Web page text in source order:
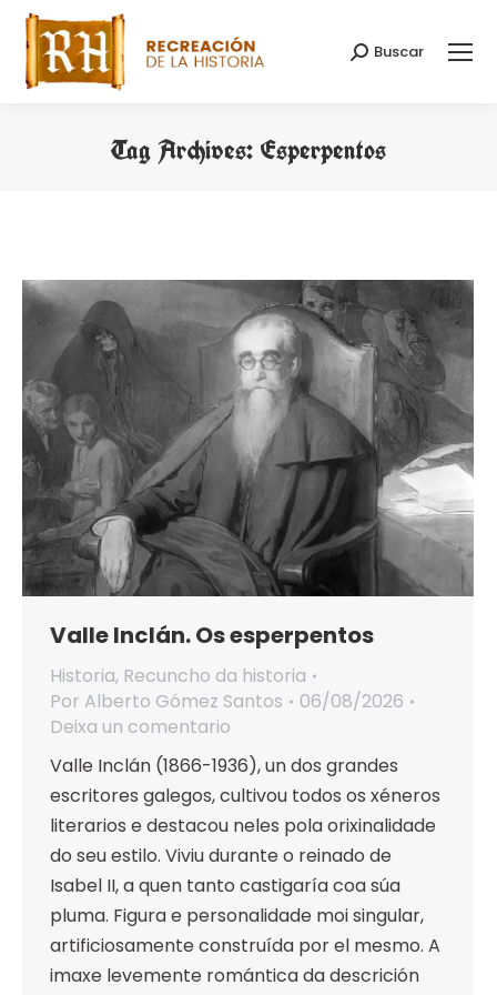
Search:
Buscar
Tag Archives: Esperpentos
Valle Inclán. Os esperpentos
Historia, Recuncho da historia
Por Alberto Gómez Santos
06/08/2026
Deixa un comentario
Valle Inclán (1866-1936), un dos grandes
escritores galegos, cultivou todos os xéneros
literarios e destacou neles pola orixinalidade
do seu estilo. Viviu durante o reinado de
Isabel II, a quen tanto castigaría coa súa
pluma. Figura e personalidade moi singular,
artificiosamente construída por el mesmo. A
imaxe levemente romántica da descrición